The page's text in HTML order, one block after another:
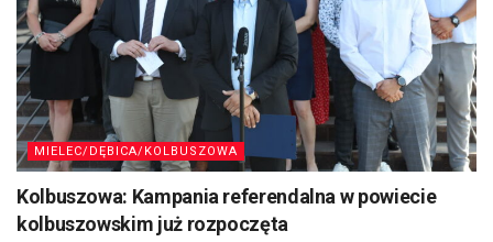
MIELEC/DĘBICA/KOLBUSZOWA
Kolbuszowa: Kampania referendalna w powiecie
kolbuszowskim już rozpoczęta